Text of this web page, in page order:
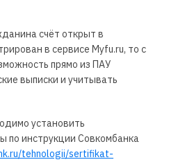
счёт открыт в
в сервисе Myfu.ru, то с
прямо из ПАУ
выписки и учитывать
установить
инструкции Совкомбанка
tehnologii/sertifikat-